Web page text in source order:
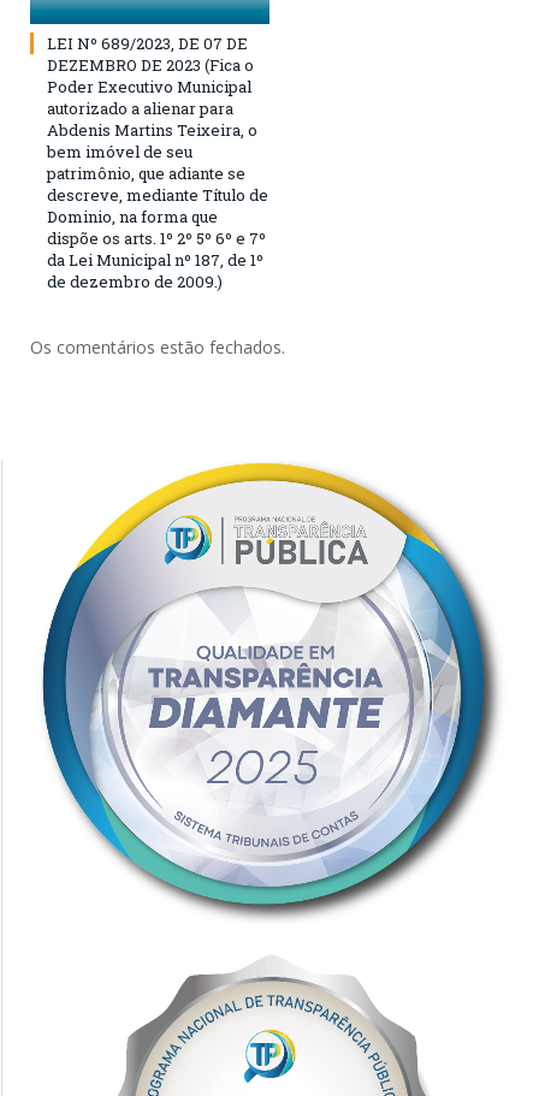
LEI Nº 689/2023, DE 07 DE
DEZEMBRO DE 2023 (Fica o
Poder Executivo Municipal
autorizado a alienar para
Abdenis Martins Teixeira, o
bem imóvel de seu
patrimônio, que adiante se
descreve, mediante Título de
Dominio, na forma que
dispõe os arts. 1º 2º 5º 6º e 7º
da Lei Municipal nº 187, de 1º
de dezembro de 2009.)
Os comentários estão fechados.